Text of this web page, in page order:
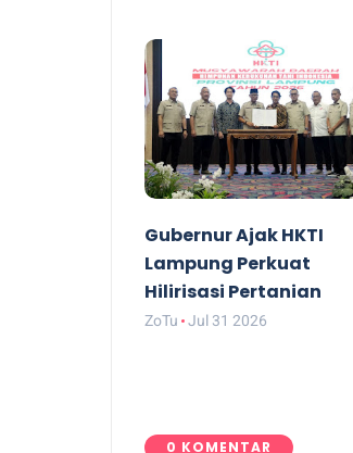
Gubernur Ajak HKTI
Lampung Perkuat
Hilirisasi Pertanian
ZoTu Jul 31 2026
0 KOMENTAR